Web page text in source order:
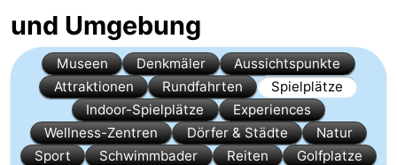
Für
Kindern
Übernachten
Appartements
Campingplätze
und Umgebung
Museen Denkmäler
Aussichtspunkte
Attraktionen
Rundfahrten
Spielplätze
Indoor-Spielplätze
Experiences
Wellness-Zentren
Dörfer & Städte
Natur
Sport
Schwimmbader Reiten
Golfplatze